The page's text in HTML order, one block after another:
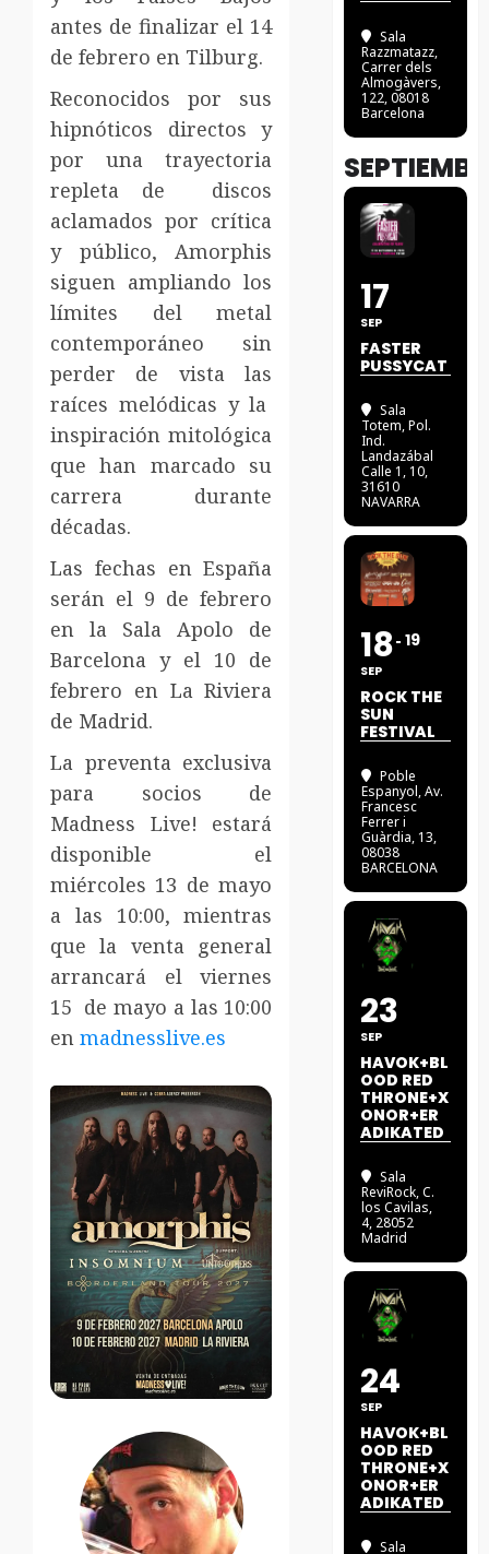
antes de finalizar el 14
de febrero en Tilburg.
Reconocidos por sus
hipnóticos directos y
por una trayectoria
repleta de discos
aclamados por crítica
y público, Amorphis
siguen ampliando los
límites del metal
contemporáneo sin
perder de vista las
raíces melódicas y la
inspiración mitológica
que han marcado su
carrera durante
décadas.
Las fechas en España
serán el 9 de febrero
en la Sala Apolo de
Barcelona y el 10 de
febrero en La Riviera
de Madrid.
La preventa exclusiva
para socios de
Madness Live! estará
disponible el
miércoles 13 de mayo
a las 10:00, mientras
que la venta general
arrancará el viernes
15 de mayo a las 10:00
en madnesslive.es
Sala
Razzmatazz,
Carrer dels
Almogàvers,
122, 08018
Barcelona
17
SEP
FASTER
PUSSYCAT
Sala
Totem, Pol.
Ind.
Landazábal
Calle 1, 10,
31610
NAVARRA
18
SEP
19
ROCK THE
SUN
FESTIVAL
Poble
Espanyol, Av.
Francesc
Ferrer i
Guàrdia, 13,
08038
BARCELONA
23
SEP
HAVOK+BL
OOD RED
THRONE+X
ONOR+ER
ADIKATED
Sala
ReviRock, C.
los Cavilas,
4, 28052
Madrid
24
SEP
HAVOK+BL
OOD RED
THRONE+X
ONOR+ER
ADIKATED
Sala